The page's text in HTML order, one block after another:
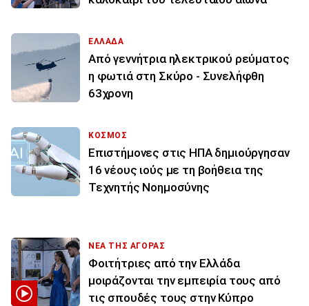
ΕΛΛΑΔΑ
Από γεννήτρια ηλεκτρικού ρεύματος
η φωτιά στη Σκύρο - Συνελήφθη
63χρονη
ΚΟΣΜΟΣ
Επιστήμονες στις ΗΠΑ δημιούργησαν
16 νέους ιούς με τη βοήθεια της
Τεχνητής Νοημοσύνης
ΝΕΑ ΤΗΣ ΑΓΟΡΑΣ
Φοιτήτριες από την Ελλάδα
μοιράζονται την εμπειρία τους από
τις σπουδές τους στην Κύπρο